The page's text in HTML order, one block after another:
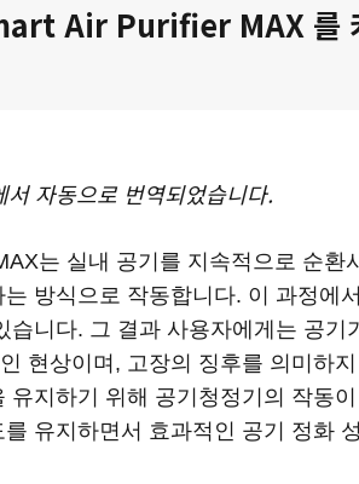
Air Purifier MAX 를
자동으로 번역되었습니다.
는 실내 공기를 지속적으로 순
방식으로 작동합니다. 이 과정에
습니다. 그 결과 사용자에게는 공
현상이며, 고장의 징후를 의미하
유지하기 위해 공기청정기의 작동
유지하면서 효과적인 공기 정화